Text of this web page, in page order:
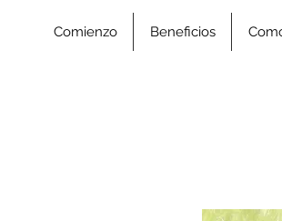
Comienzo Beneficios